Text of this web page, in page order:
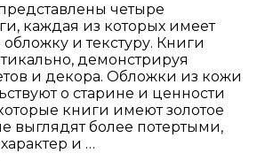
четыре
каждая из которых имеет
и текстуру. Книги
демонстрируя
и декора. Обложки из кожи
о старине и ценности
книги имеют золотое
выглядят более потертыми,
и …